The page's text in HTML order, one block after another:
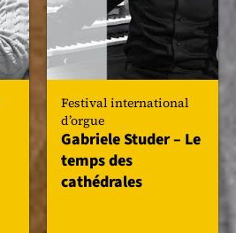
Festival international
d’orgue
Gabriele Studer – Le
temps des
cathédrales